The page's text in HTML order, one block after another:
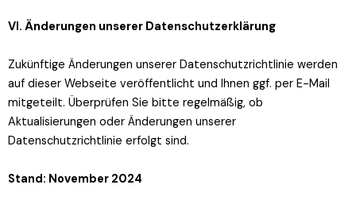
VI. Änderungen unserer Datenschutzerklärung
Zukünftige Änderungen unserer Datenschutzrichtlinie werden
auf dieser Webseite veröffentlicht und Ihnen ggf. per E-Mail
mitgeteilt. Überprüfen Sie bitte regelmäßig, ob
Aktualisierungen oder Änderungen unserer
Datenschutzrichtlinie erfolgt sind.
Stand: November 2024